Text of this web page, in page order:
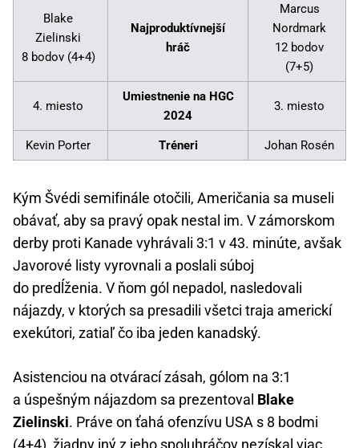
Blake
Zielinski
8 bodov (4+4)
Najproduktívnejší
hráč
Marcus
Nordmark
12 bodov
(7+5)
4. miesto
Umiestnenie na HGC
2024
3. miesto
Kevin Porter Tréneri Johan Rosén
Kým Švédi semifinále otočili, Američania sa museli
obávať, aby sa pravý opak nestal im. V zámorskom
derby proti Kanade vyhrávali 3:1 v 43. minúte, avšak
Javorové listy vyrovnali a poslali súboj
do predĺženia. V ňom gól nepadol, nasledovali
nájazdy, v ktorých sa presadili všetci traja americkí
exekútori, zatiaľ čo iba jeden kanadský.
Asistenciou na otvárací zásah, gólom na 3:1
a úspešným nájazdom sa prezentoval Blake
Zielinski. Práve on ťahá ofenzívu USA s 8 bodmi
(4+4), žiadny iný z jeho spoluhráčov nezískal viac